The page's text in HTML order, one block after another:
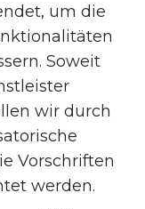
um die
Soweit
wir durch
Vorschriften
werden.